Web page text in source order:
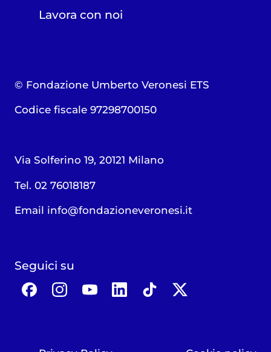
Lavora con noi
© Fondazione Umberto Veronesi ETS
Codice fiscale 97298700150
Via Solferino 19, 20121 Milano
Tel. 02 76018187
Email info@fondazioneveronesi.it
Seguici su